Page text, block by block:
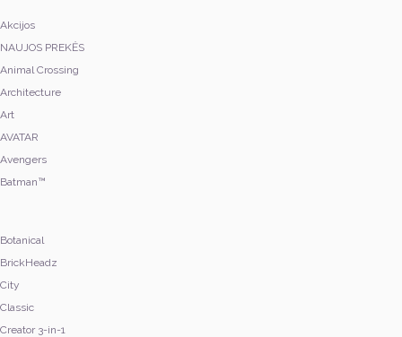
Akcijos
NAUJOS PREKĖS
Animal Crossing
Architecture
Art
AVATAR
Avengers
Batman™
Botanical
BrickHeadz
City
Classic
Creator 3-in-1